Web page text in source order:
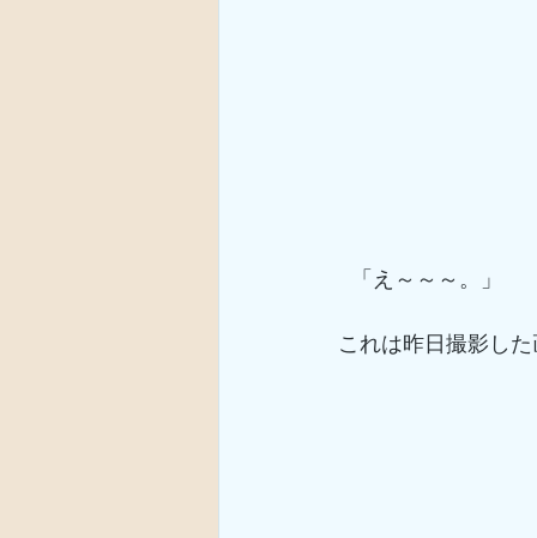
「え～～～。」
これは昨日撮影した